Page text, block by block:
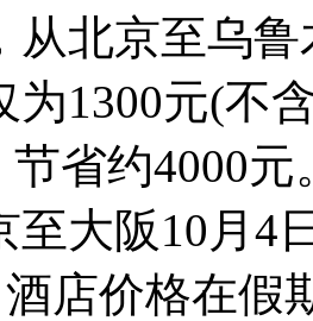
从北京至乌
为1300元(不
节省约4000
至大阪10月4
店价格在假